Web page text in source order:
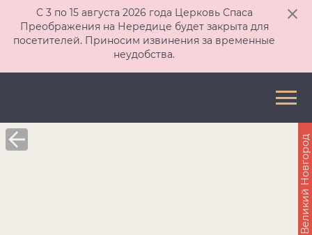
С 3 по 15 августа 2026 года Церковь Спаса
Преображения на Нередице будет закрыта для
посетителей. Приносим извинения за временные
неудобства.
Великий Новгород